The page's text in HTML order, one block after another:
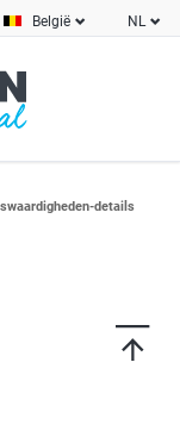
NL
België
details